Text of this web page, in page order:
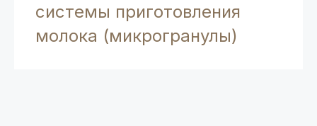
системы приготовления
молока (микрогранулы)